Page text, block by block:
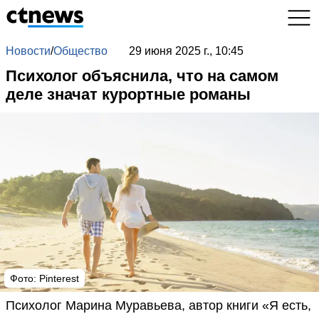
Новости/Общество 29 июня 2025 г., 10:45
Психолог объяснила, что на самом
деле значат курортные романы
Фото: Pinterest
Психолог Марина Муравьева, автор книги «Я есть,